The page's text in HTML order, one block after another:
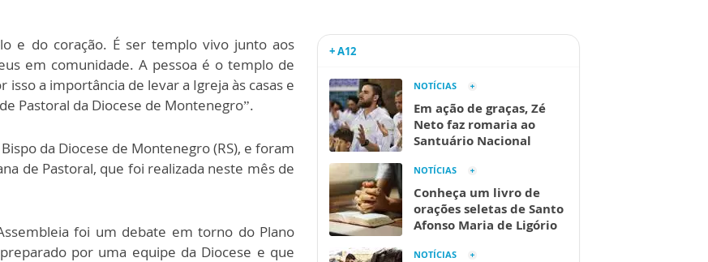
e do coração. É ser templo vivo junto aos
em comunidade. A pessoa é o templo de
a importância de levar a Igreja às casas e
Pastoral da Diocese de Montenegro”.
da Diocese de Montenegro (RS), e foram
de Pastoral, que foi realizada neste mês de
foi um debate em torno do Plano
por uma equipe da Diocese e que
+ A12
NOTÍCIAS
Em ação de graças, Zé
Neto faz romaria ao
Santuário Nacional
NOTÍCIAS
Conheça um livro de
orações seletas de Santo
Afonso Maria de Ligório
NOTÍCIAS